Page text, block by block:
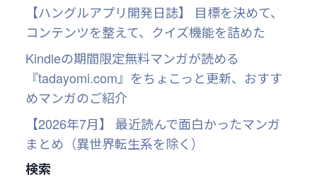
【ハングルアプリ開発日誌】 目標を決めて、
コンテンツを整えて、クイズ機能を詰めた
Kindleの期間限定無料マンガが読める
『tadayomi.com』をちょこっと更新、おすす
めマンガのご紹介
【2026年7月】 最近読んで面白かったマンガ
まとめ（異世界転生系を除く）
検索